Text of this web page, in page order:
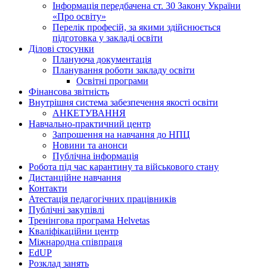
Інформація передбачена ст. 30 Закону України
«Про освіту»
Перелік професій, за якими здійснюється
підготовка у закладі освіти
Ділові стосунки
Плануюча документація
Планування роботи закладу освіти
Освітні програми
Фінансова звітність
Внутрішня система забезпечення якості освіти
АНКЕТУВАННЯ
Навчально-практичний центр
Запрошення на навчання до НПЦ
Новини та анонси
Публічна інформація
Робота під час карантину та військового стану
Дистанційне навчання
Контакти
Атестація педагогічних працівників
Публічні закупівлі
Тренінгова програма Helvetas
Кваліфікаційни центр
Міжнародна співпраця
EdUР
Розклад занять